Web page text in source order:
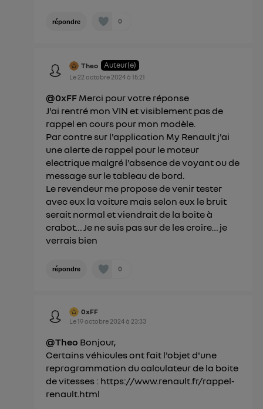
répondre 0
Theo Auteur(e)
Le 22 octobre 2024à15:21
@0xFF Merci pour votre réponse
J'ai rentré mon VIN et visiblement pas de
rappel en cours pour mon modèle.
Par contre sur l'application My Renault j'ai
une alerte de rappel pour le moteur
electrique malgré l'absence de voyant ou de
message sur le tableau de bord.
Le revendeur me propose de venir tester
avec eux la voiture mais selon eux le bruit
serait normal et viendrait de la boite à
crabot… Je ne suis pas sur de les croire… je
verrais bien
répondre 0
0xFF
Le19 octobre 2024à 23:33
@Theo Bonjour,
Certains véhicules ont fait l'objet d'une
reprogrammation du calculateur de la boite
de vitesses : https://www.renault.fr/rappel-
renault.html